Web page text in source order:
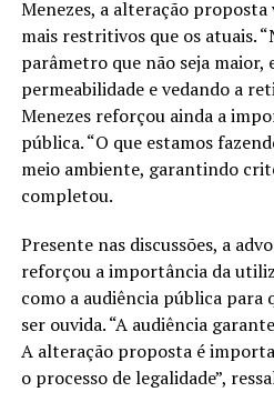
Menezes, a alteração
mais restritivos que os atuais.
parâmetro que não seja maior,
permeabilidade e vedando a
Menezes reforçou ainda a
pública. “O que estamos
meio ambiente, garantindo
completou.
Presente nas discussões, a
reforçou a importância da
como a audiência pública para
ser ouvida. “A audiência
A alteração proposta é
o processo de legalidade”,